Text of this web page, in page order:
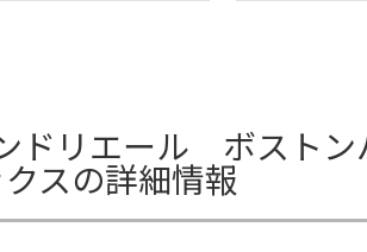
ドリエール ボストン
クスの詳細情報